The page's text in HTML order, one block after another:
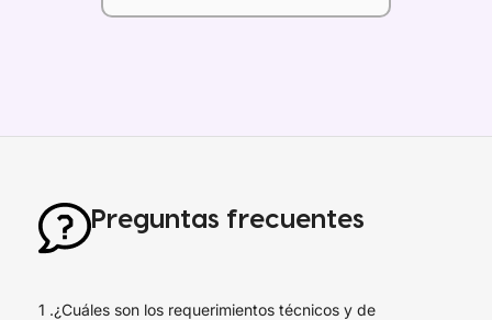
Preguntas frecuentes
1 .¿Cuáles son los requerimientos técnicos y de